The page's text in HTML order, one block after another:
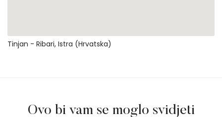
Tinjan - Ribari, Istra (Hrvatska)
Ovo bi vam se moglo svidjeti